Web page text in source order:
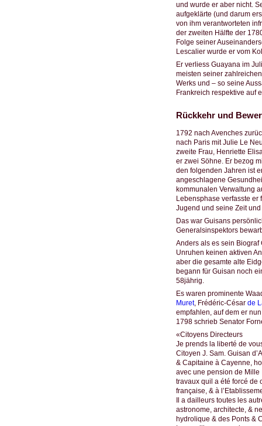
und wurde er aber nicht.
aufgeklärte (und darum
von ihm verantworteten
der zweiten Hälfte der
Folge seiner
Lescalier wurde er vom
Er verliess Guayana im
meisten seiner
Werks und – so seine
Frankreich respektive auf
Rückkehr und
1792 nach Avenches
nach Paris mit Julie Le
zweite Frau, Henriette
er zwei Söhne. Er bezog
den folgenden Jahren ist
angeschlagene
kommunalen Verwaltung
Lebensphase verfasste
Jugend und seine Zeit
Das war Guisans
Generalsinspektors
Anders als es sein
Unruhen keinen aktiven
aber die gesamte alte
begann für Guisan noch
58jährig.
Es waren prominente
Muret, Frédéric-César de
empfahlen, auf dem er
1798 schrieb Senator
«Citoyens Directeurs
Je prends la liberté de
Citoyen J. Sam. Guisan
& Capitaine à Cayenne,
avec une pension de
travaux quil a été forcé de
française, & à
Il a dailleurs toutes les
astronome, architecte, &
hydrolique & des Ponts &